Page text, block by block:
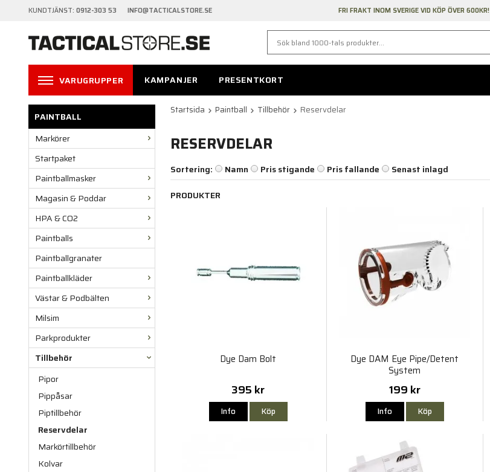
KUNDTJÄNST: 0912-303 53 INFO@TACTICALSTORE.SE FRI FRAKT INOM SVERIGE VID KÖP ÖVER 600KR!
VARUGRUPPER KAMPANJER PRESENTKORT
PAINTBALL
Markörer
Startpaket
Paintballmasker
Magasin & Poddar
HPA & CO2
Paintballs
Paintballgranater
Paintballkläder
Västar & Podbälten
Milsim
Parkprodukter
Tillbehör
Pipor
Pippåsar
Piptillbehör
Reservdelar
Markörtillbehör
Kolvar
Startsida Paintball Tillbehör Reservdelar
RESERVDELAR
Sortering: Namn Pris stigande Pris fallande
Senast inlagd
PRODUKTER
Dye Dam Bolt
395 kr
Info Köp
Dye DAM Eye Pipe/Detent
System
199 kr
Info Köp